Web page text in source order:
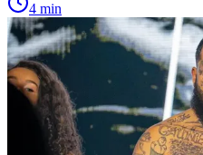
4 min